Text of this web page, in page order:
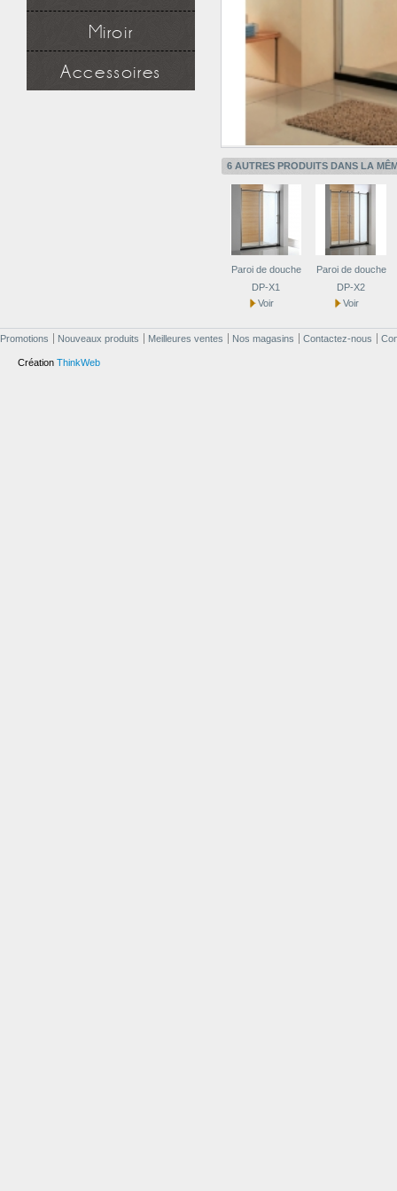
Robinet lavabo et vasque
Miroir
Miroir à étagère
Accessoires
6 AUTRES PRODUITS DANS LA
Paroi de douche
DP-X1
Voir
Paroi de douche
DP-X2
Voir
Promotions Nouveaux produits Meilleures ventes Nos magasins Contactez-nous
Création ThinkWeb